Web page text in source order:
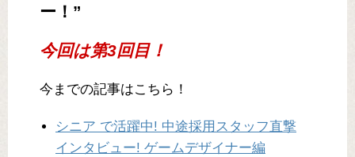
ー！”
今回は第3回目！
今までの記事はこちら！
シニア で活躍中! 中途採用スタッフ直撃
インタビュー! ゲームデザイナー編